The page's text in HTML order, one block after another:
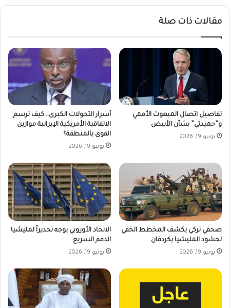
مقالات ذات صلة
تفاصيل اتصال المبعوث الأممي
و”حميدتي” بشأن الأبيض
يونيو 19, 2026
أسرار التحولات الكبرى.. كيف ترسم
الاتفاقية الأمريكية الإيرانية موازين
القوى بالمنطقة؟
يونيو 19, 2026
صحفي تركي يكشف المخطط الخفي
لحشود المليشيا بكردفان
يونيو 19, 2026
الاتحاد الأوروبي يوجه تحذيراً لمليشيا
الدعم السريع
يونيو 19, 2026